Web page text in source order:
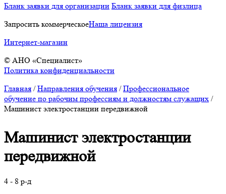
Бланк заявки для организации Бланк заявки для физлица
Запросить коммерческоеНаша лицензия
Интернет-магазин
© АНО «Специалист»
Политика конфиденциальности
Главная / Направления обучения / Профессиональное
обучение по рабочим профессиям и должностям служащих /
Машинист электростанции передвижной
Машинист электростанции
передвижной
4 - 8 р-д